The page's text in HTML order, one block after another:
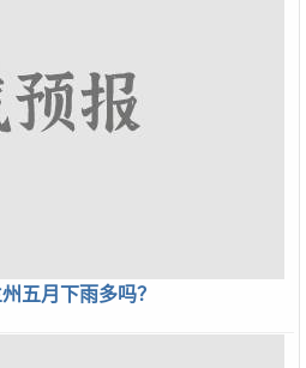
五月下雨多吗？